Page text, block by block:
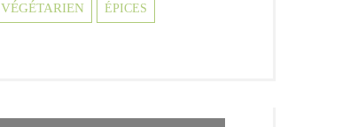
VÉGÉTARIEN ÉPICES